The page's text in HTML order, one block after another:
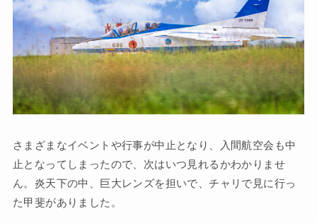
さまざまなイベントや行事が中止となり、入間航空会も中
止となってしまったので、次はいつ見れるかわかりませ
ん。炎天下の中、巨大レンズを担いで、チャリで見に行っ
た甲斐がありました。